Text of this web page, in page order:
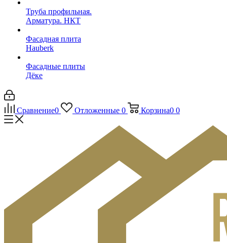
Труба профильная.
Арматура. НКТ
Фасадная плита
Hauberk
Фасадные плиты
Дёке
Сравнение0 Отложенные 0 Корзина0 0